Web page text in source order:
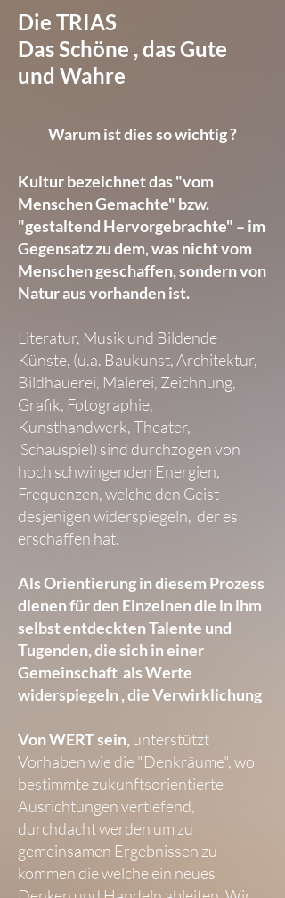
Die TRIAS
Das Schöne , das Gute
und Wahre
Warum ist dies so wichtig ?
Kultur bezeichnet das "vom
Menschen Gemachte" bzw.
"gestaltend Hervorgebrachte" – im
Gegensatz zu dem, was nicht vom
Menschen geschaffen, sondern von
Natur aus vorhanden ist.
Literatur, Musik und Bildende
Künste, (u.a. Baukunst, Architektur,
Bildhauerei, Malerei, Zeichnung,
Grafik, Fotographie,
Kunsthandwerk, Theater,
Schauspiel) sind durchzogen von
hoch schwingenden Energien,
Frequenzen, welche den Geist
desjenigen widerspiegeln, der es
erschaffen hat.
Als Orientierung in diesem Prozess
dienen für den Einzelnen die in ihm
selbst entdeckten Talente und
Tugenden, die sich in einer
Gemeinschaft als Werte
widerspiegeln , die Verwirklichung
Von WERT sein, unterstützt
Vorhaben wie die "Denkräume", wo
bestimmte zukunftsorientierte
Ausrichtungen vertiefend,
durchdacht werden um zu
gemeinsamen Ergebnissen zu
kommen die welche ein neues